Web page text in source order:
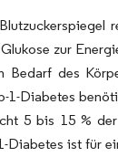
zur
Bedarf des
Diabetes
5 bis 15 %
Diabetes ist für